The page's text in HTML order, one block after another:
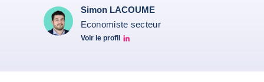
Simon LACOUME
Economiste secteur
Voir le profil
Simon Lacoume linkedin